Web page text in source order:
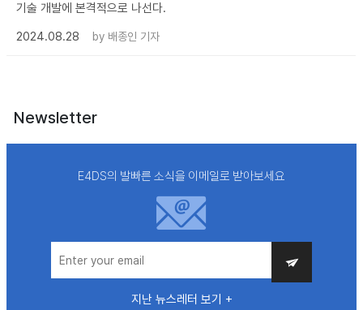
기술 개발에 본격적으로 나선다.
2024.08.28
by 배종인 기자
Newsletter
E4DS의 발빠른 소식을 이메일로 받아보세요
지난 뉴스레터 보기 +